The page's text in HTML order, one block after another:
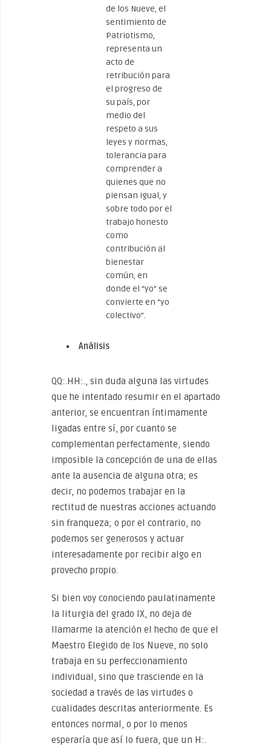
de los Nueve, el
sentimiento de
Patriotismo,
representa un
acto de
retribución para
el progreso de
su país, por
medio del
respeto a sus
leyes y normas,
tolerancia para
comprender a
quienes que no
piensan igual, y
sobre todo por el
trabajo honesto
como
contribución al
bienestar
común, en
donde el “yo” se
convierte en “yo
colectivo”.
Análisis
QQ:.HH:., sin duda alguna las virtudes
que he intentado resumir en el apartado
anterior, se encuentran íntimamente
ligadas entre sí, por cuanto se
complementan perfectamente, siendo
imposible la concepción de una de ellas
ante la ausencia de alguna otra; es
decir, no podemos trabajar en la
rectitud de nuestras acciones actuando
sin franqueza; o por el contrario, no
podemos ser generosos y actuar
interesadamente por recibir algo en
provecho propio.
Si bien voy conociendo paulatinamente
la liturgia del grado IX, no deja de
llamarme la atención el hecho de que el
Maestro Elegido de los Nueve, no solo
trabaja en su perfeccionamiento
individual, sino que trasciende en la
sociedad a través de las virtudes o
cualidades descritas anteriormente. Es
entonces normal, o por lo menos
esperaría que así lo fuera, que un H:.